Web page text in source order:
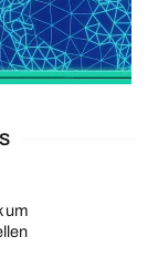
um